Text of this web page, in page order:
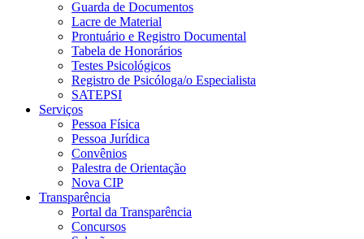
Guarda de Documentos
Lacre de Material
Prontuário e Registro Documental
Tabela de Honorários
Testes Psicológicos
Registro de Psicóloga/o Especialista
SATEPSI
Serviços
Pessoa Física
Pessoa Jurídica
Convênios
Palestra de Orientação
Nova CIP
Transparência
Portal da Transparência
Concursos